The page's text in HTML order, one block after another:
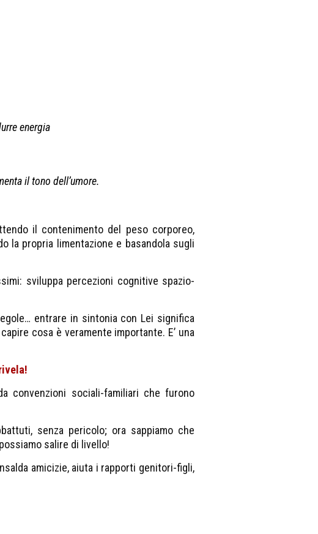
energia
il tono dell’umore.
il contenimento del peso corporeo,
la propria limentazione e basandola sugli
sviluppa percezioni cognitive spazio-
entrare in sintonia con Lei significa
cosa è veramente importante. E’ una
convenzioni sociali-familiari che furono
senza pericolo; ora sappiamo che
salire di livello!
amicizie, aiuta i rapporti genitori-figli,